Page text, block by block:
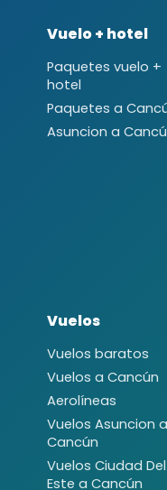
Vuelo + hotel
Paquetes vuelo +
hotel
Paquetes a
Asuncion a
Vuelos
Vuelos baratos
Vuelos a Cancún
Aerolíneas
Vuelos Asuncion a
Cancún
Vuelos Ciudad Del
Este a Cancún